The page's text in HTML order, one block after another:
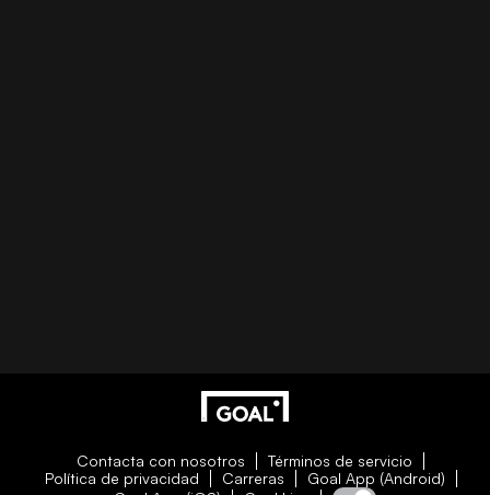
Contacta con nosotros
Términos de servicio
Política de privacidad
Carreras
Goal App (Android)